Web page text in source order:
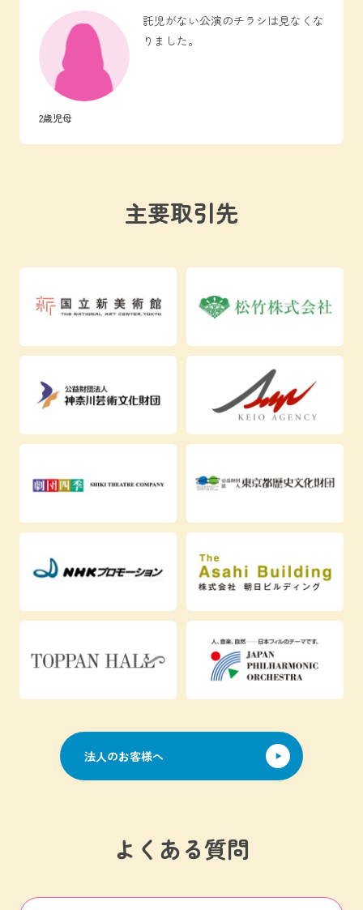
2歳児母
託児がない公演のチラシは見なくな
りました。
主要取引先
法人のお客様へ
よくある質問